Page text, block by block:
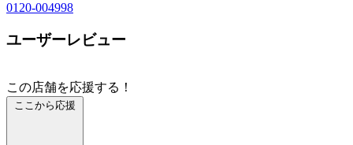
0120-004998
ユーザーレビュー
この店舗を応援する！
ここから応援